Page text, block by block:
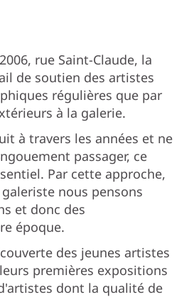
rue Saint-Claude, la
de soutien des artistes
régulières que par
à la galerie.
à travers les années et ne
passager, ce
Par cette approche,
nous pensons
et donc des
époque.
des jeunes artistes
premières expositions
dont la qualité de